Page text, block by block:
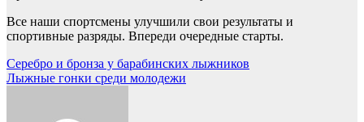
Все наши спортсмены улучшили свои результаты и
спортивные разряды. Впереди очередные старты.
Навигация
по
Серебро и бронза у барабинских лыжников
Лыжные гонки среди молодежи